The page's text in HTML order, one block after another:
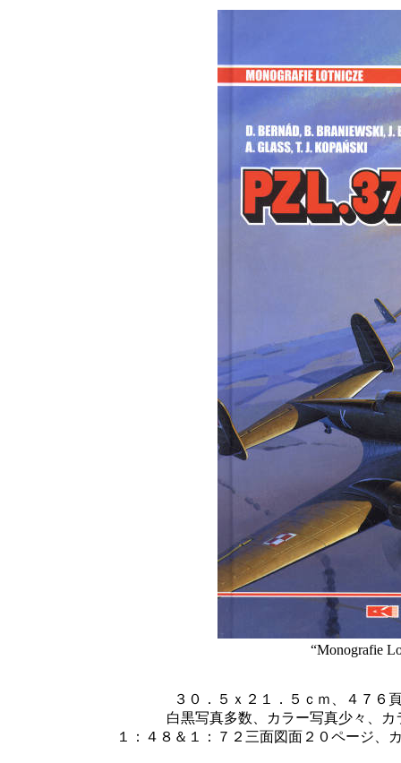
“Monografie
３０．５ｘ２１．５ｃｍ、４７６
白黒写真多数、カラー写真少々、
１：４８＆１：７２三面図面２０ページ、